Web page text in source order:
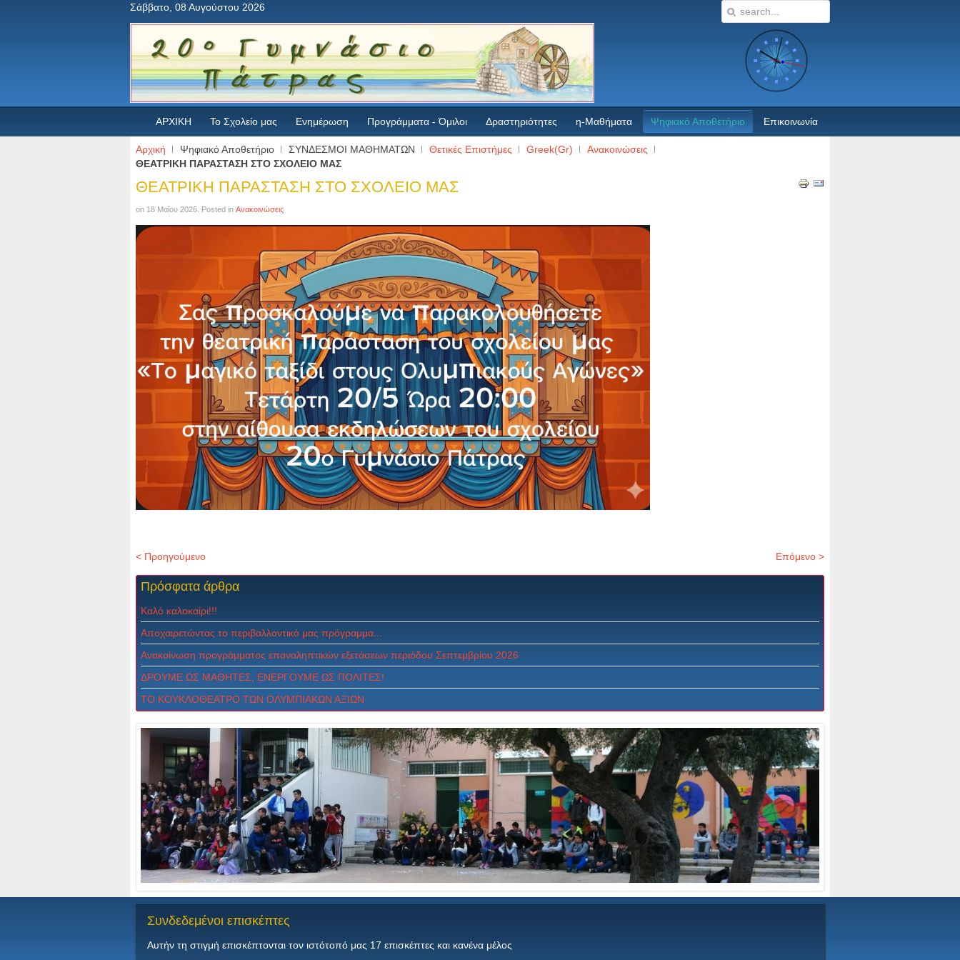
Σάββατο, 08 Αυγούστου 2026
ΑΡΧΙΚΗ Το Σχολείο μας Ενημέρωση Προγράμματα - Όμιλοι Δραστηριότητες η-Μαθήματα Ψηφιακό Αποθετήριο Επικοινωνία
Αρχική Ψηφιακό Αποθετήριο ΣΥΝΔΕΣΜΟΙ ΜΑΘΗΜΑΤΩΝ Θετικές Επιστήμες Greek(Gr)
Ανακοινώσεις
ΘΕΑΤΡΙΚΗ ΠΑΡΑΣΤΑΣΗ ΣΤΟ ΣΧΟΛΕΙΟ ΜΑΣ
ΘΕΑΤΡΙΚΗ ΠΑΡΑΣΤΑΣΗ ΣΤΟ ΣΧΟΛΕΙΟ ΜΑΣ
on 18 Μαΐου 2026 . Posted in Ανακοινώσεις
< Προηγούμενο Επόμενο >
Πρόσφατα άρθρα
Καλό καλοκαίρι!!!
Αποχαιρετώντας το περιβαλλοντικό μας πρόγραμμα...
Ανακοίνωση προγράμματος επαναληπτικών εξετάσεων περιόδου Σεπτεμβρίου 2026
ΔPOYME ΩΣ MAΘHTEΣ, ENEPΓOYME ΩΣ ΠOΛITEΣ!
ΤΟ ΚΟΥΚΛΟΘΕΑΤΡΟ ΤΩΝ ΟΛΥΜΠΙΑΚΩΝ ΑΞΙΩΝ
Συνδεδεμένοι επισκέπτες
Αυτήν τη στιγμή επισκέπτονται τον ιστότοπό μας 17 επισκέπτες και κανένα μέλος